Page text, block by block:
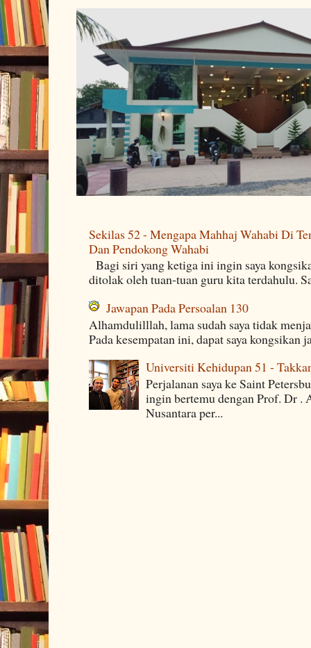
Sekilas 52 - Mengapa Mahhaj Wahabi Di
Dan Pendokong Wahabi
Bagi siri yang ketiga ini ingin saya
ditolak oleh tuan-tuan guru kita terdahulu.
Jawapan Pada Persoalan 130
Alhamdulilllah, lama sudah saya tidak
Pada kesempatan ini, dapat saya kongsikan
Universiti Kehidupan 51 -
Perjalanan saya ke Saint
ingin bertemu dengan Prof. Dr
Nusantara per...